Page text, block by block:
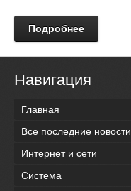
Подробнее
Навигация
Главная
Все последние новости
Интернет и сети
Система